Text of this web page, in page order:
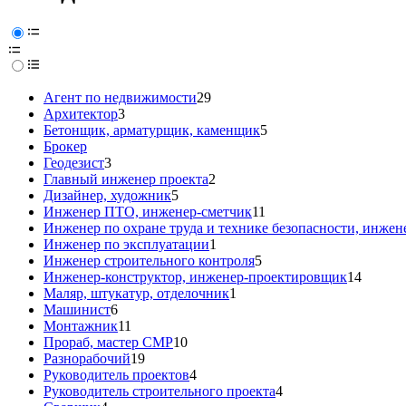
Агент по недвижимости29
Архитектор3
Бетонщик, арматурщик, каменщик5
Брокер
Геодезист3
Главный инженер проекта2
Дизайнер, художник5
Инженер ПТО, инженер-сметчик11
Инженер по охране труда и технике безопасности,
Инженер по эксплуатации1
Инженер строительного контроля5
Инженер-конструктор, инженер-проектировщик14
Маляр, штукатур, отделочник1
Машинист6
Монтажник11
Прораб, мастер СМР10
Разнорабочий19
Руководитель проектов4
Руководитель строительного проекта4